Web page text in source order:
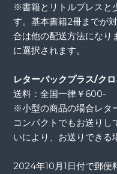
※書籍とリトルプレスと
す。基本書籍2冊までが
合は他の配送方法になり
に選択されます。
レターパックプラス/ク
送料：全国一律￥600-
※小型の商品の場合レタ
コンパクトでもお送りし
いにより、お送りできる
2024年10月1日付で郵便